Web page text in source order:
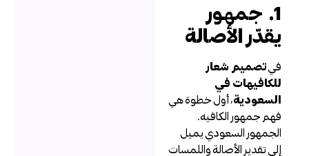
1. جمهور
يقدّر الأصالة
تصميم شعار
للكافيهات في
السعودية، أول خطوة هي
فهم جمهور الكافيه.
الجمهور السعودي يميل
إلى تقدير الأصالة واللمسات